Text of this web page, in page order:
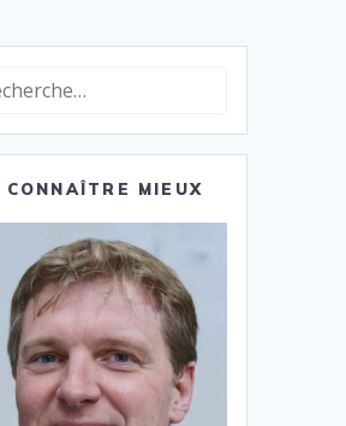
CONNAÎTRE MIEUX